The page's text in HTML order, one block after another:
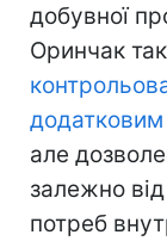
добувної
Оринчак
додатковим
але
залежно
потреб